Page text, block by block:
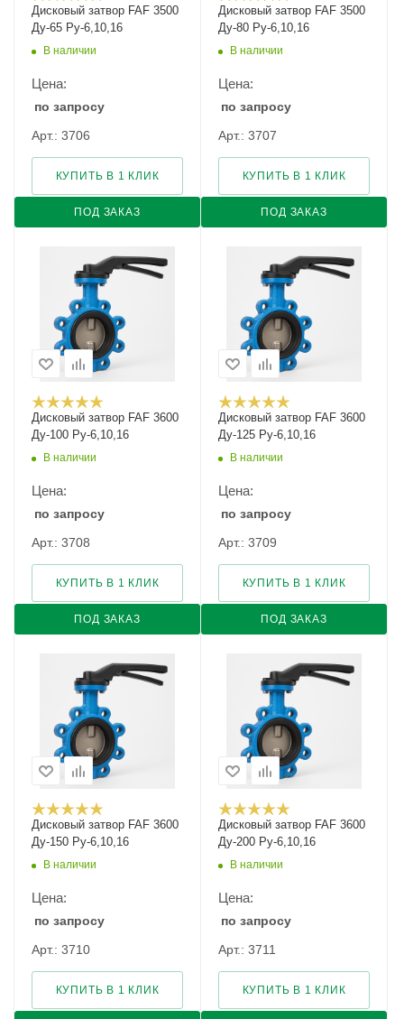
Дисковый затвор FAF 3500
Ду-65 Ру-6,10,16
В наличии
Цена:
по запросу
Арт.: 3706
ПОД ЗАКАЗ
КУПИТЬ В 1 КЛИК
Дисковый затвор FAF 3500
Ду-80 Ру-6,10,16
В наличии
Цена:
по запросу
Арт.: 3707
ПОД ЗАКАЗ
КУПИТЬ В 1 КЛИК
Дисковый затвор FAF 3600
Ду-100 Ру-6,10,16
В наличии
Цена:
по запросу
Арт.: 3708
ПОД ЗАКАЗ
КУПИТЬ В 1 КЛИК
Дисковый затвор FAF 3600
Ду-125 Ру-6,10,16
В наличии
Цена:
по запросу
Арт.: 3709
ПОД ЗАКАЗ
КУПИТЬ В 1 КЛИК
Дисковый затвор FAF 3600
Ду-150 Ру-6,10,16
В наличии
Цена:
по запросу
Арт.: 3710
КУПИТЬ В 1 КЛИК
Дисковый затвор FAF 3600
Ду-200 Ру-6,10,16
В наличии
Цена:
по запросу
Арт.: 3711
КУПИТЬ В 1 КЛИК